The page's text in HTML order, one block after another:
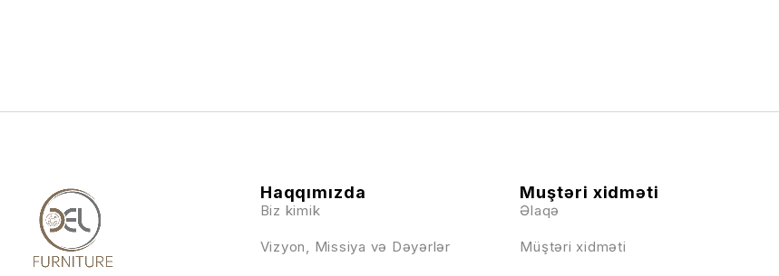
Haqqımızda
Biz kimik
Vizyon, Missiya və Dəyərlər
Muştəri xidməti
Əlaqə
Müştəri xidməti